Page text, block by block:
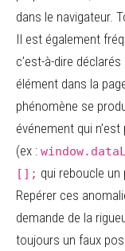
dans le navigateur.
Il est également
c’est-à-dire
élément dans la
phénomène se
événement qui
(ex :
[]; qui reboucle un
Repérer ces
demande de la
toujours un faux